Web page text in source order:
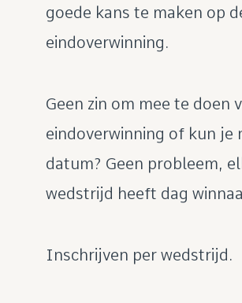
goede kans te maken op
eindoverwinning.
Geen zin om mee te doen
eindoverwinning of kun je
datum? Geen probleem,
wedstrijd heeft dag
Inschrijven per wedstrijd.